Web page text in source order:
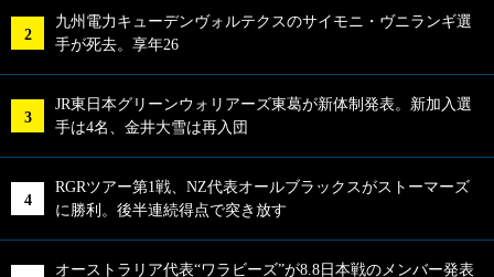
九州電力キューデンヴォルテクスのサイモニ・ヴニランギ選
手が死去。享年26
JR東日本グリーンウォリアーズ東葛が新体制発表。新加入選
手は4名、金井大雪は再入団
RGRツアー第1戦、NZ代表オールブラックスがストーマーズ
に勝利。後半連続得点で突き放す
オーストラリア代表“ワラビーズ”が8.8日本戦のメンバー発表